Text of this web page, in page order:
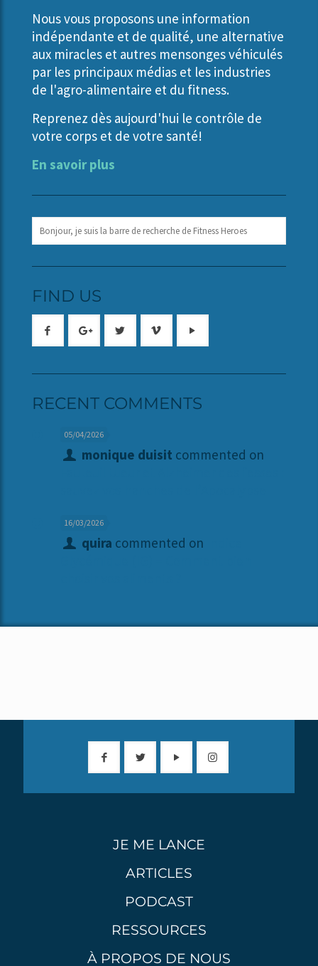
Nous vous proposons une information
indépendante et de qualité, une alternative
aux miracles et autres mensonges véhiculés
par les principaux médias et les industries
de l'agro-alimentaire et du fitness.
Reprenez dès aujourd'hui le contrôle de
votre corps et de votre santé!
En savoir plus
FIND US
RECENT COMMENTS
05/04/2026
monique duisit commented on
16/03/2026
quira commented on
JE ME LANCE
ARTICLES
PODCAST
RESSOURCES
À PROPOS DE NOUS